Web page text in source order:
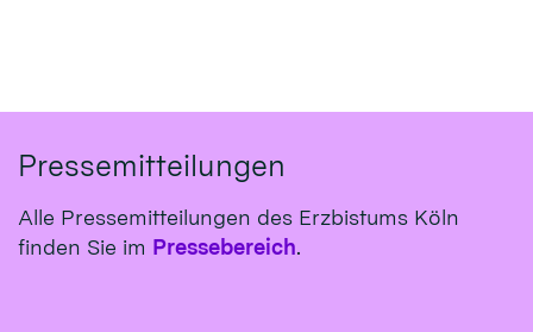
Pressemitteilungen
Alle Pressemitteilungen des Erzbistums Köln
finden Sie im Pressebereich.